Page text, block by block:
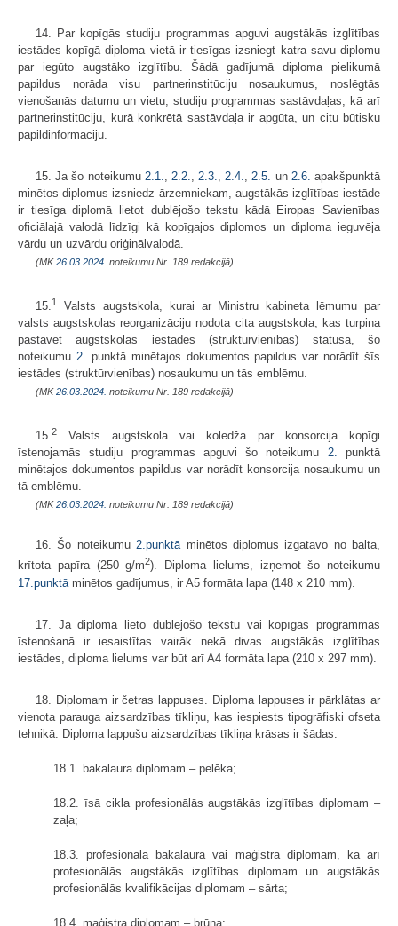
14. Par kopīgās studiju programmas apguvi augstākās izglītības
iestādes kopīgā diploma vietā ir tiesīgas izsniegt katra savu diplomu
par iegūto augstāko izglītību. Šādā gadījumā diploma pielikumā
papildus norāda visu partnerinstitūciju nosaukumus, noslēgtās
vienošanās datumu un vietu, studiju programmas sastāvdaļas, kā arī
partnerinstitūciju, kurā konkrētā sastāvdaļa ir apgūta, un citu būtisku
papildinformāciju.
15. Ja šo noteikumu 2.1. 2.2. 2.3. 2.4. 2.5. un 2.6. apakšpunktā
minētos diplomus izsniedz ārzemniekam, augstākās izglītības iestāde
ir tiesīga diplomā lietot dublējošo tekstu kādā Eiropas Savienības
oficiālajā valodā līdzīgi kā kopīgajos diplomos un diploma ieguvēja
vārdu un uzvārdu oriģinālvalodā.
(MK26.03.2024. noteikumu Nr. 189 redakcijā)
15. 1
Valsts augstskola, kurai ar Ministru kabineta lēmumu par
valsts augstskolas reorganizāciju nodota cita augstskola, kas turpina
pastāvēt augstskolas iestādes (struktūrvienības) statusā, šo
noteikumu 2.
punktā minētajos dokumentos papildus var norādīt šīs
iestādes (struktūrvienības) nosaukumu un tās emblēmu.
(MK26.03.2024. noteikumu Nr. 189 redakcijā)
15.2
Valsts augstskola vai koledža par konsorcija kopīgi
īstenojamās studiju programmas apguvi šo noteikumu 2. punktā
minētajos dokumentos papildus var norādīt konsorcija nosaukumu un
tā emblēmu.
(MK26.03.2024. noteikumu Nr. 189 redakcijā)
16. Šo noteikumu2.punktāminētos diplomus izgatavo no balta,
krītota papīra (250 g/m2). Diploma lielums, izņemot šo noteikumu
17.punktā minētos gadījumus, ir A5 formāta lapa (148 x 210 mm).
17. Ja diplomā lieto dublējošo tekstu vai kopīgās programmas
īstenošanā ir iesaistītas vairāk nekā divas augstākās izglītības
iestādes, diploma lielums var būt arī A4 formāta lapa (210 х 297 mm).
18. Diplomam ir četras lappuses. Diploma lappuses ir pārklātas ar
vienota parauga aizsardzības tīkliņu, kas iespiests tipogrāfiski ofseta
tehnikā. Diploma lappušu aizsardzības tīkliņa krāsas ir šādas:
18.1. bakalaura diplomam – pelēka;
18.2. īsā cikla profesionālās augstākās izglītības diplomam –
zaļa;
18.3. profesionālā bakalaura vai maģistra diplomam, kā arī
profesionālās augstākās izglītības diplomam un augstākās
profesionālās kvalifikācijas diplomam – sārta;
18.4. maģistra diplomam – brūna;